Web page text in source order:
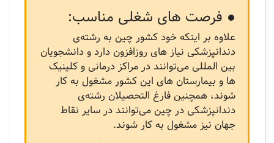
● فرصت های شغلی مناسب:
علاوه بر اینکه خود کشور چین به رشته‌ی
دندانپزشکی نیاز های روزافزون دارد و دانشجویان
بین المللی می‌توانند در مراکز درمانی و کلینیک
ها و بیمارستان های این کشور مشغول به کار
شوند، همچنین فارغ التحصیلان رشته‌ی
دندانپزشکی در چین می‌توانند در سایر نقاط
جهان نیز مشغول به کار شوند.